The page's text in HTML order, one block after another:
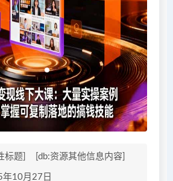
标题] [db:资源其他信息内容]
10月27日